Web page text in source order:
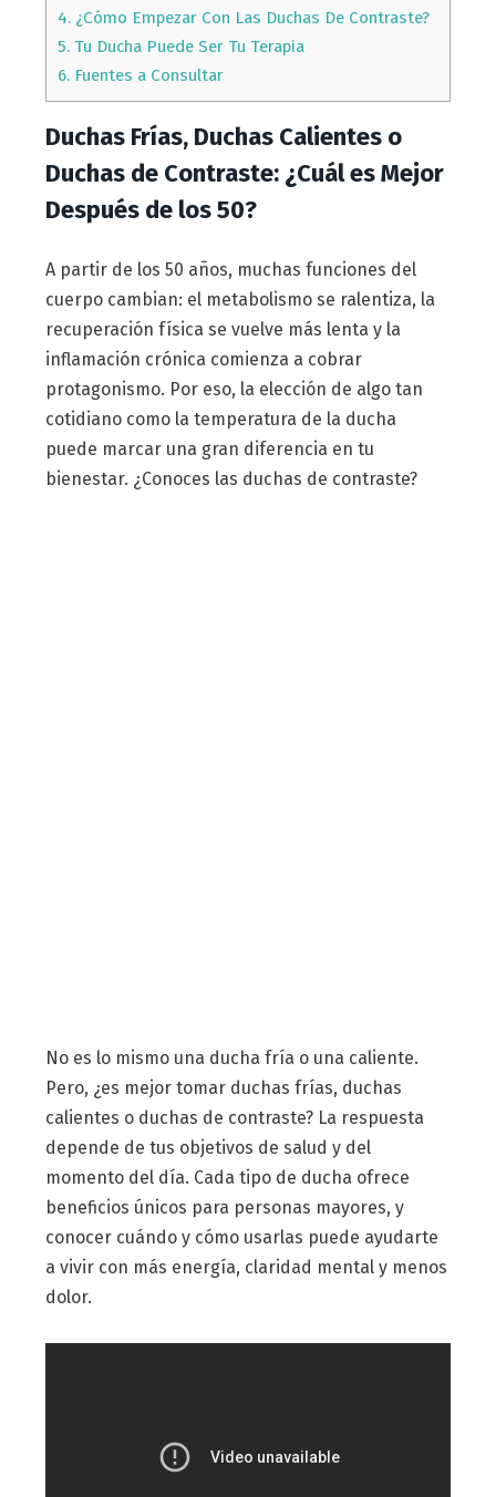
4.¿Cómo Empezar Con Las Duchas De Contraste?
5.Tu Ducha Puede Ser Tu Terapia
6.Fuentes a Consultar
Duchas Frías, Duchas Calientes o
Duchas de Contraste: ¿Cuál es Mejor
Después de los 50?
A partir de los 50 años, muchas funciones del
cuerpo cambian: el metabolismo se ralentiza, la
recuperación física se vuelve más lenta y la
inflamación crónica comienza a cobrar
protagonismo. Por eso, la elección de algo tan
cotidiano como la temperatura de la ducha
puede marcar una gran diferencia en tu
bienestar. ¿Conoces las duchas de contraste?
No es lo mismo una ducha fría o una caliente.
Pero, ¿es mejor tomar duchas frías, duchas
calientes o duchas de contraste? La respuesta
depende de tus objetivos de salud y del
momento del día. Cada tipo de ducha ofrece
beneficios únicos para personas mayores, y
conocer cuándo y cómo usarlas puede ayudarte
a vivir con más energía, claridad mental y menos
dolor.